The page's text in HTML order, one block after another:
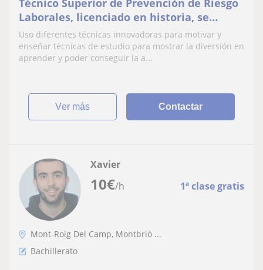
Laborales, licenciado en historia, se
ofrece para dar clases de refuerzo
Uso diferentes técnicas innovadoras para motivar y
enseñar técnicas de estudio para mostrar la diversión en
aprender y poder conseguir la a...
ver más Contactar
10€/h 1ª clase gratis
Xavier
Mont-Roig Del Camp, Montbrió ...
Bachillerato